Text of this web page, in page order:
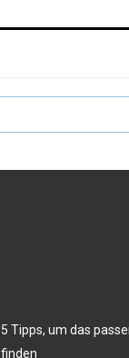
5 Tipps, um das
finden